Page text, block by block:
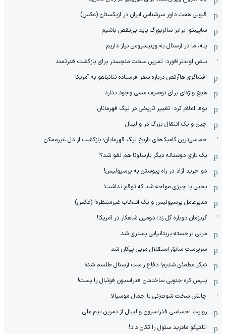
قبولی هفت داور سرشناس ایران در ازبکستان (عکس)
ساپینتو: برابر سالزبورگ باید بی‌نقص باشیم
بله، ما در آرسنال به وینیسیوس نیاز داریم
نبض اولدترافورد؛ تمرین سخت منچستر برای بازگشت قدرتمند
افشاگری هاآرتص درباره سفر فرستاده نتانیاهو به آمریکا
هیچ واژه‌ای برای توصیف مسی وجود ندارد
یوفا اعلام کرد: تغییر تاریخی در لیگ قهرمانان
چین و یک انتقال بزرگ در والیبال
حماسی‌ترین کامبک‌های تاریخ لیگ قهرمانان؛ بازگشت از دل غیرممکن
یک بازی دوستانه دیگر بارسلونا هم لغو شد؟!
دو خرید آزاد در راه پیوستن به پرسپولیس!
یحیی با چیزی مواجه شد که توقع نداشت!
مدیرعامل پرسپولیس و یک انتخاب غیرمنتظره! (عکس)
گریزمان دوباره گل زد؛ دومین شاهکار در آمریکا!
مربی برجسته بریتانیایی بستری شد
سرپرست سابق استقلال مربی پیکان شد
دیگر مطمئن شدیم! دفاع راست آرسنال طلسم شده
پلیس کره ‌جنوبی ساختمان فدراسیون فوتبال را بست!
چالش سخت شوت‌زنی با جمال موسیالا
روایت احساسی فدراسیون والیبال از تمرین تیم ملی
اتلتیکو مادرید سئول را تکان داد!